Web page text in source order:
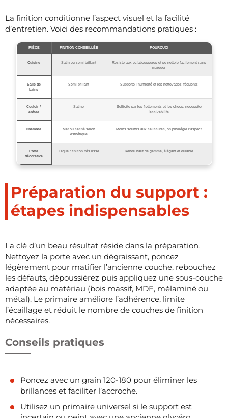
La finition conditionne l’aspect visuel et la facilité
d’entretien. Voici des recommandations pratiques :
PIÈCE FINITION CONSEILLÉE POURQUOI
Cuisine Satin ou semi-brillant
Résiste aux éclaboussures et se nettoie facilement sans
marquer
Salle de
bains
Semi-brillant Supporte l’humidité et les nettoyages fréquents
Couloir /
entrée
Satiné
Sollicité par les frottements et les chocs, nécessite
lessivabilité
Chambre
Mat ou satiné selon
esthétique
Moins soumis aux salissures, on privilégie l’aspect
Porte
décorative
Laque / finition très lisse Rendu haut de gamme, élégant et durable
Préparation du support :
étapes indispensables
La clé d’un beau résultat réside dans la préparation.
Nettoyez la porte avec un dégraissant, poncez
légèrement pour matifier l’ancienne couche, rebouchez
les défauts, dépoussiérez puis appliquez une sous-couche
adaptée au matériau (bois massif, MDF, mélaminé ou
métal). Le primaire améliore l’adhérence, limite
l’écaillage et réduit le nombre de couches de finition
nécessaires.
Conseils pratiques
Poncez avec un grain 120-180 pour éliminer les
brillances et faciliter l’accroche.
Utilisez un primaire universel si le support est